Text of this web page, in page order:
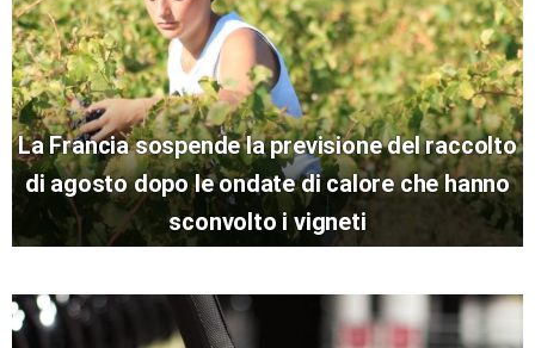
La Francia sospende la previsione del raccolto
di agosto dopo le ondate di calore che hanno
sconvolto i vigneti